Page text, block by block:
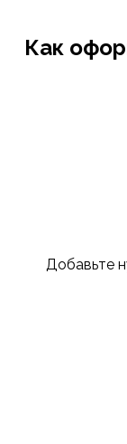
Как
Добавьте